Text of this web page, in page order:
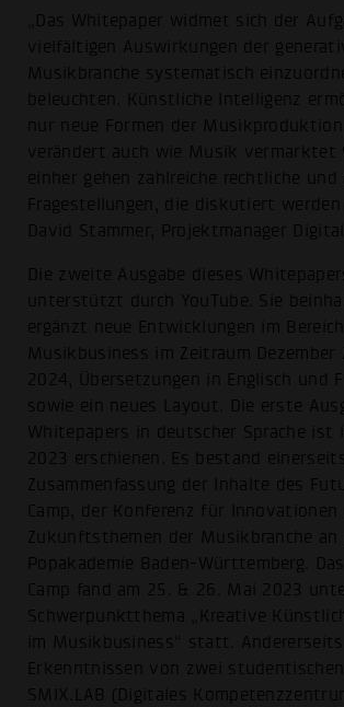
„Das Whitepaper widmet sich der
vielfältigen Auswirkungen der
Musikbranche systematisch
beleuchten. Künstliche Intelligenz
nur neue Formen der
verändert auch wie Musik vermarktet
einher gehen zahlreiche rechtliche und
Fragestellungen, die diskutiert werden
David Stammer, Projektmanager
Die zweite Ausgabe dieses
unterstützt durch YouTube. Sie
ergänzt neue Entwicklungen im
Musikbusiness im Zeitraum Dezember
2024, Übersetzungen in Englisch und
sowie ein neues Layout. Die erste
Whitepapers in deutscher Sprache ist
2023 erschienen. Es bestand
Zusammenfassung der Inhalte des
Camp, der Konferenz für Innovationen
Zukunftsthemen der Musikbranche an
Popakademie Baden-Württemberg.
Camp fand am 25. & 26. Mai 2023
Schwerpunktthema „Kreative
im Musikbusiness“ statt.
Erkenntnissen von zwei
SMIX.LAB (Digitales